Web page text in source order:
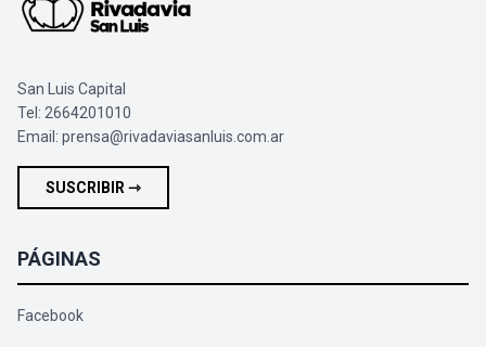
San Luis Capital
Tel: 2664201010
Email: prensa@rivadaviasanluis.com.ar
SUSCRIBIR ⇾
PÁGINAS
Facebook